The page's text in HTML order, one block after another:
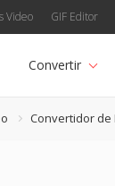
Video GIF Editor
Convertir
Convertidor de